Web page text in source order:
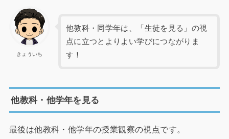
きょういち
他教科・同学年は、「生徒を見る」の視
点に立つとよりよい学びにつながりま
す！
他教科・他学年を見る
最後は他教科・他学年の授業観察の視点です。